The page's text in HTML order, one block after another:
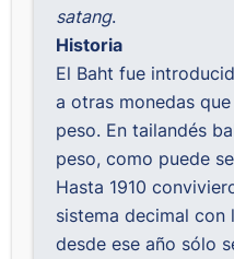
satang.
Historia
El Baht fue
a otras monedas
peso. En tailandés
peso, como puede
Hasta 1910
sistema decimal con
desde ese año sólo